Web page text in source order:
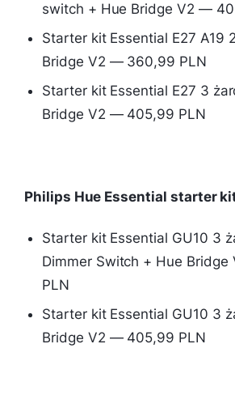
switch + Hue Bridge V2 —
Starter kit Essential E27 A19
Bridge V2 — 360,99 PLN
Starter kit Essential E27 3
Bridge V2 — 405,99 PLN
Philips Hue Essential starter
Starter kit Essential GU10 3
Dimmer Switch + Hue
PLN
Starter kit Essential GU10 3
Bridge V2 — 405,99 PLN